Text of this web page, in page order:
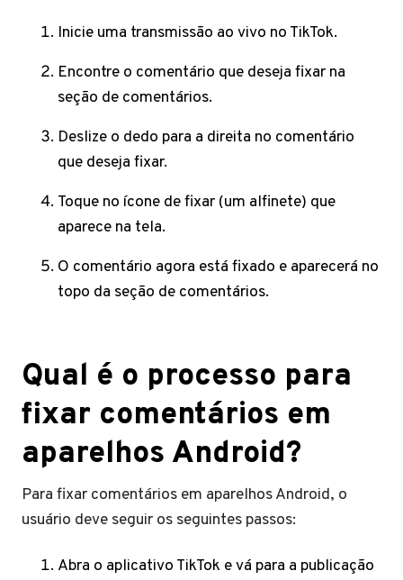
Inicie uma transmissão ao vivo no TikTok.
Encontre o comentário que deseja fixar na
seção de comentários.
Deslize o dedo para a direita no comentário
que deseja fixar.
Toque no ícone de fixar (um alfinete) que
aparece na tela.
O comentário agora está fixado e aparecerá no
topo da seção de comentários.
Qual é o processo para
fixar comentários em
aparelhos Android?
Para fixar comentários em aparelhos Android, o
usuário deve seguir os seguintes passos:
Abra o aplicativo TikTok e vá para a publicação